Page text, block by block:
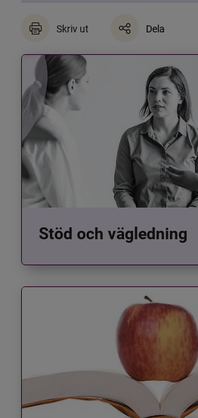
Skriv ut Dela
Stöd och vägledning